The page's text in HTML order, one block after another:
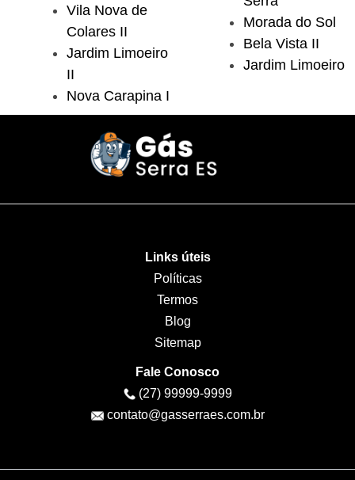
Vila Nova de
Colares II
Jardim Limoeiro
II
Nova Carapina I
Morada do Sol
Bela Vista II
Jardim Limoeiro
Links úteis
Políticas
Termos
Blog
Sitemap
Fale Conosco
(27) 99999-9999
contato@gasserraes.com.br